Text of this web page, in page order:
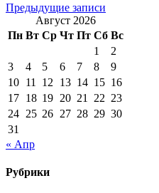
Навигация
по
Предыдущие записи
Август 2026
Пн Вт Ср Чт Пт Сб Вс
1
2
3
4 5 6 7 8
9
10 11 12 13 14 15 16
17 18 19 20 21 22 23
24 25 26 27 28 29 30
31
« Апр
Рубрики